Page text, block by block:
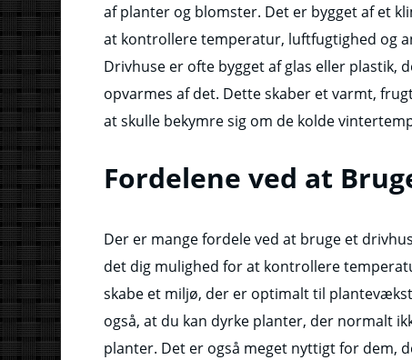
af planter og blomster. Det er bygget af et
at kontrollere temperatur, luftfugtighed og
Drivhuse er ofte bygget af glas eller
opvarmes af det. Dette skaber et varmt,
at skulle bekymre sig om de kolde
Fordelene ved at
Der er mange fordele ved at bruge et
det dig mulighed for at kontrollere
skabe et miljø, der er optimalt til
også, at du kan dyrke planter, der normalt
planter. Det er også meget nyttigt for dem,